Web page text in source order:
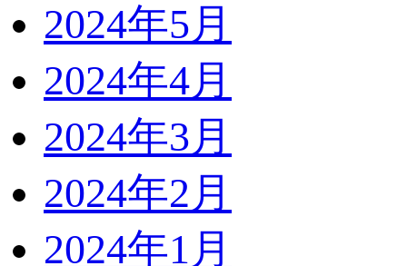
2024年5月
2024年4月
2024年3月
2024年2月
2024年1月